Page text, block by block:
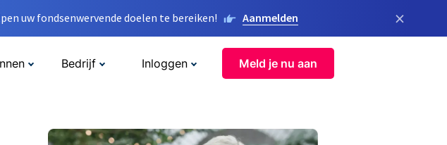
uw fondsenwervende doelen te bereiken! Aanmelden ×
Bedrijf Inloggen Meld je nu aan